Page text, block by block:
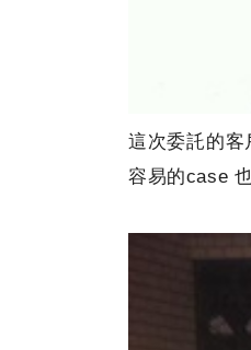
這次委託的客
容易的case